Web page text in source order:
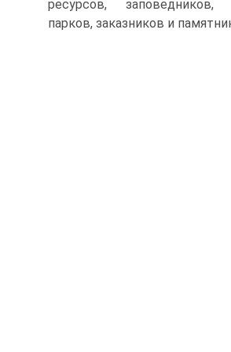
ресур­сов, заповедников,
парков, заказников и